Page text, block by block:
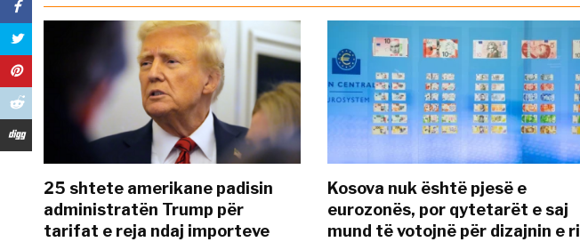
25 shtete amerikane padisin
administratën Trump për
tarifat e reja ndaj importeve
Kosova nuk është pjesë e
eurozonës, por qytetarët e saj
mund të votojnë për dizajnin e ri